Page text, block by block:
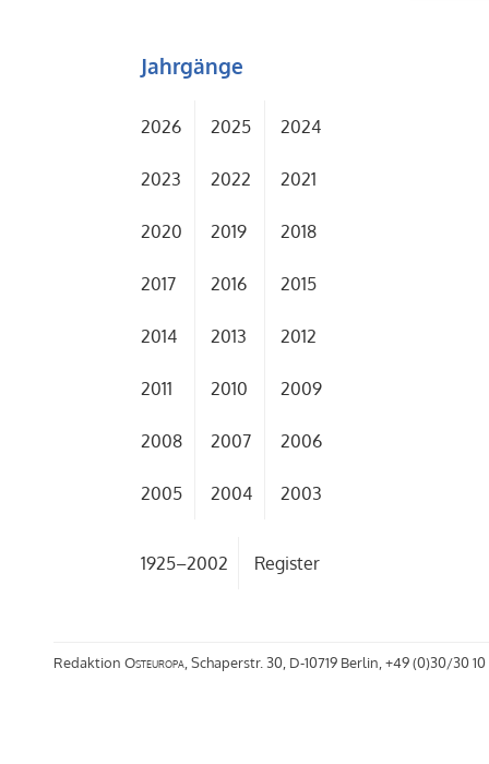
Jahrgänge
2026 2025 2024
2023 2022 2021
2020 2019 2018
2017 2016 2015
2014 2013 2012
2011 2010 2009
2008 2007 2006
2005 2004 2003
1925–2002 Register
Redaktion Osteuropa, Schaperstr. 30, D-10719 Berlin, +49 (0)30/30